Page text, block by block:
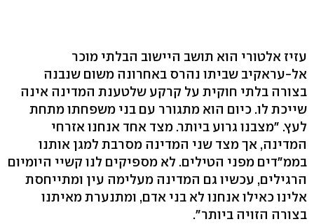
עזיז אלטורי הוא תושב היישוב הבלתי מוכר
אל-עראקיב שביתו נהרס באחרונה משום שנבנה
בצורה בלתי חוקית על קרקע שלטענת המדינה אינה
שייכת לו. כיום הוא מתגורר עם בני משפחתו מתחת
לעץ. "מצבנו גרוע ביותר. מצד אחד אנחנו אזרחי
המדינה, אך מצד שני המדינה מסרבת למגן אותנו
בממ"דים מפני הטילים. לא מספיקים לנו קשיי היומיום
הרגילים, עכשיו גם המדינה מעלימה עין ומתייחסת
אלינו כאילו אנחנו לא בני אדם, ומתנערת מאיתנו
בצורה הזויה ביותר".